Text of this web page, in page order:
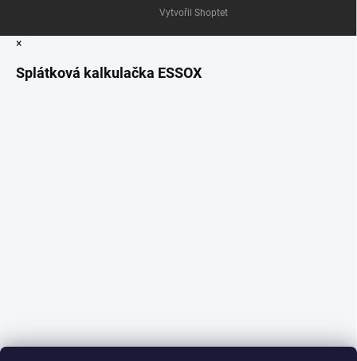
Vytvořil Shoptet
×
Splátková kalkulačka ESSOX